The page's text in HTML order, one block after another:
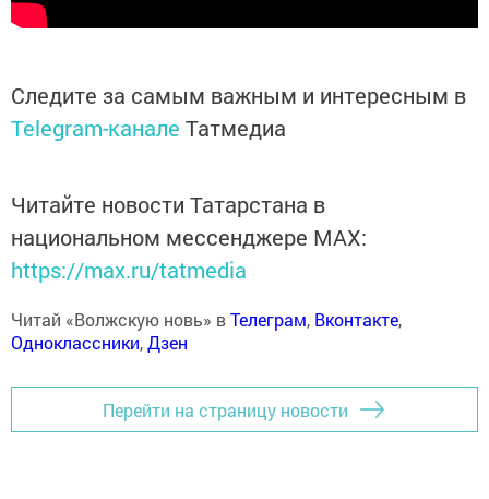
Следите за самым важным и интересным в
Telegram-канале Татмедиа
Читайте новости Татарстана в
национальном мессенджере MАХ:
https://max.ru/tatmedia
Читай «Волжскую новь» вТелеграм, Вконтакте,
Одноклассники,Дзен
Перейти на страницу новости